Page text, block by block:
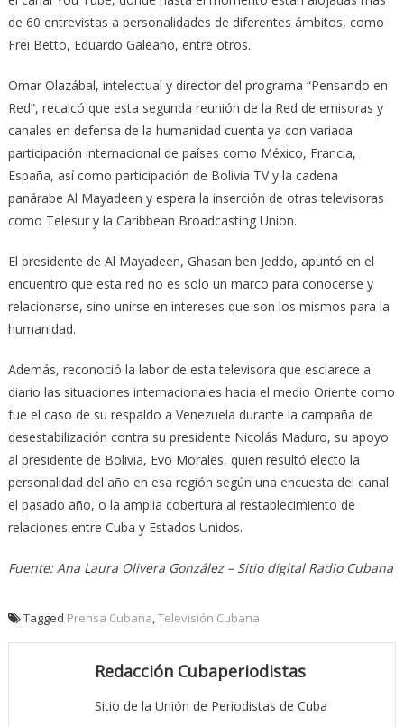
de 60 entrevistas a personalidades de diferentes ámbitos, como
Frei Betto, Eduardo Galeano, entre otros.
Omar Olazábal, intelectual y director del programa “Pensando en
Red”, recalcó que esta segunda reunión de la Red de emisoras y
canales en defensa de la humanidad cuenta ya con variada
participación internacional de países como México, Francia,
España, así como participación de Bolivia TV y la cadena
panárabe Al Mayadeen y espera la inserción de otras televisoras
como Telesur y la Caribbean Broadcasting Union.
El presidente de Al Mayadeen, Ghasan ben Jeddo, apuntó en el
encuentro que esta red no es solo un marco para conocerse y
relacionarse, sino unirse en intereses que son los mismos para la
humanidad.
Además, reconoció la labor de esta televisora que esclarece a
diario las situaciones internacionales hacia el medio Oriente como
fue el caso de su respaldo a Venezuela durante la campaña de
desestabilización contra su presidente Nicolás Maduro, su apoyo
al presidente de Bolivia, Evo Morales, quien resultó electo la
personalidad del año en esa región según una encuesta del canal
el pasado año, o la amplia cobertura al restablecimiento de
relaciones entre Cuba y Estados Unidos.
Fuente: Ana Laura Olivera González – Sitio digital Radio Cubana
Tagged Prensa Cubana,Televisión Cubana
Redacción Cubaperiodistas
Sitio de la Unión de Periodistas de Cuba